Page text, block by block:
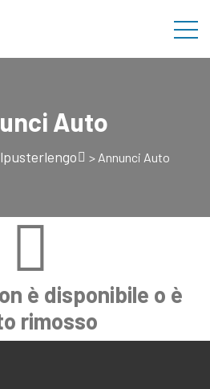
Auto
> Annunci Auto
è disponibile o è
rimosso